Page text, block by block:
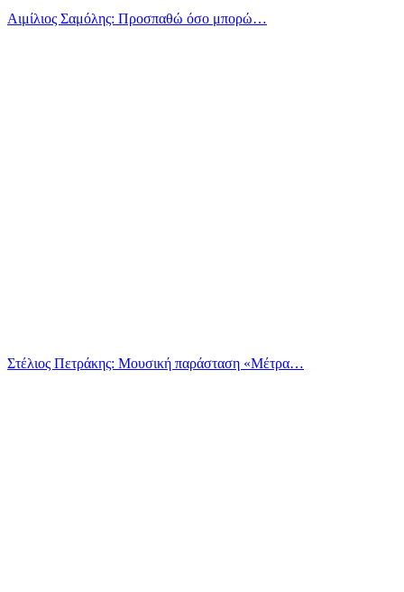
Αιμίλιος Σαμόλης: Προσπαθώ όσο μπορώ…
Στέλιος Πετράκης: Μουσική παράσταση «Μέτρα…